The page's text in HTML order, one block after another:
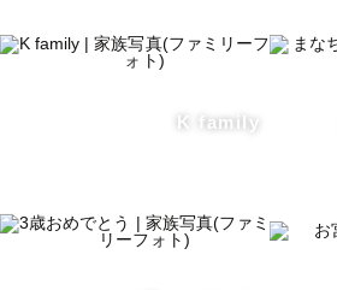
K family